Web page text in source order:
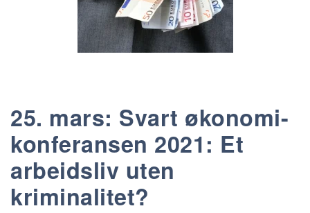
25. mars: Svart økonomi-
konferansen 2021: Et
arbeidsliv uten
kriminalitet?